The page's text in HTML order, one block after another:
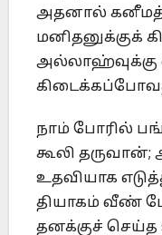
அதனால் கனீமத்
மனிதனுக்குக்
அல்லாஹ்வுக்கு
நாம் போரில்
கூலி
உதவியாக
தியாகம் வீண்
தனக்குச் செய்த